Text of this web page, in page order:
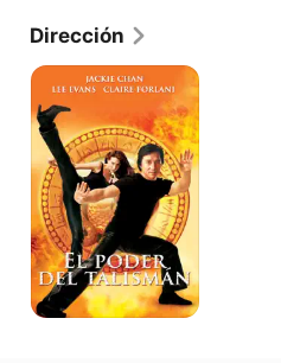
Dirección
El
Poder
Del
Talisman